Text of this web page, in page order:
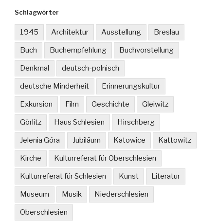
Schlagwörter
1945 Architektur Ausstellung Breslau
Buch Buchempfehlung Buchvorstellung
Denkmal deutsch-polnisch
deutsche Minderheit Erinnerungskultur
Exkursion Film Geschichte Gleiwitz
Görlitz Haus Schlesien Hirschberg
Jelenia Góra Jubiläum Katowice Kattowitz
Kirche Kulturreferat für Oberschlesien
Kulturreferat für Schlesien Kunst Literatur
Museum Musik Niederschlesien
Oberschlesien